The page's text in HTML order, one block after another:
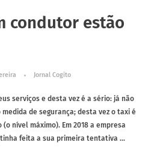
condutor estão
Jornal Cogito
serviços e desta vez é a sério: já não
de segurança; desta vez o taxi é
nível máximo). Em 2018 a empresa
feita a sua primeira tentativa ...